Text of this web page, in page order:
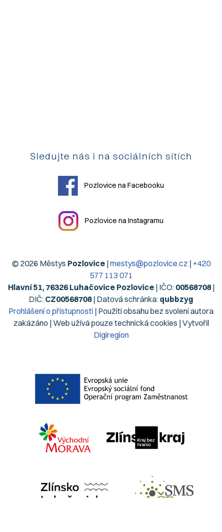
Sledujte nás i na sociálních sítích
Pozlovice na Facebooku
Pozlovice na Instagramu
© 2026 Městys Pozlovice|mestys@pozlovice.cz | +420
577 113 071
Hlavní 51, 76326 Luhačovice Pozlovice| IČO: 00568708|
DIČ: CZ00568708 | Datová schránka: qubbzyg
Prohlášení o přístupnosti | Použití obsahu bez svolení autora
zakázáno | Web užívá pouze technická cookies | Vytvořil
Digiregion